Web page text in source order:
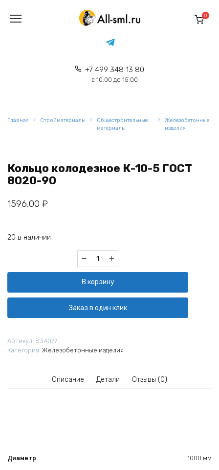
содержанию
+7 499 348 13 80
с 10:00 до 15:00
0
Главная Стройматериалы
Общестроительные
материалы
Железобетонные
изделия
Кольцо колодезное К-10-5 ГОСТ
8020-90
1596,00 ₽
20 в наличии
Количество
товара
колодезное
К-10-
5
ГОСТ
В корзину
Заказ в один клик
Артикул: 834077
Категория: Железобетонные изделия
Описание Детали Отзывы (0)
Диаметр 1000 мм